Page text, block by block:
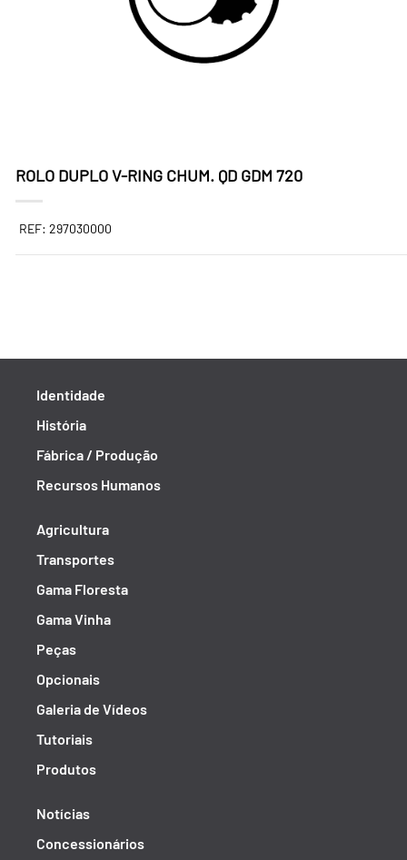
ROLO DUPLO V-RING CHUM. QD GDM 720
REF: 297030000
Identidade
História
Fábrica / Produção
Recursos Humanos
Agricultura
Transportes
Gama Floresta
Gama Vinha
Peças
Opcionais
Galeria de Vídeos
Tutoriais
Produtos
Notícias
Concessionários